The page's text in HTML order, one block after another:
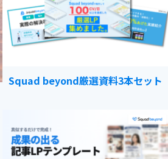
Squad beyond厳選資料3本セット